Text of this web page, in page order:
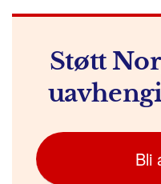
Støtt
Bli